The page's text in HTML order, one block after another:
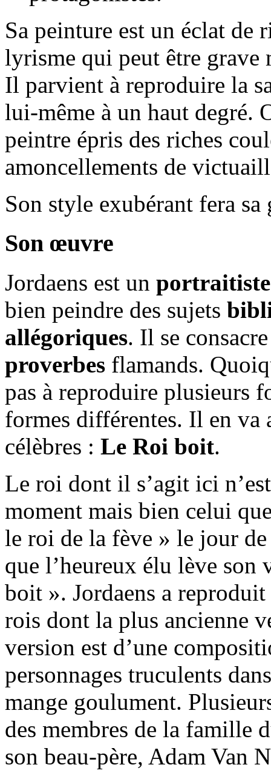
Sa peinture est un éclat de
lyrisme qui peut être grave
Il parvient à reproduire la
lui-même à un haut degré.
peintre épris des riches
amoncellements de
Son style exubérant fera sa
Son œuvre
Jordaens est un portraitiste
bien peindre des sujets
allégoriques. Il se
proverbes flamands.
pas à reproduire plusieurs
formes différentes. Il en va
célèbres : Le Roi boit.
Le roi dont il s’agit ici
moment mais bien celui
le roi de la fève » le jour
que l’heureux élu lève son
boit ». Jordaens a
rois dont la plus ancienne
version est d’une
personnages truculents
mange goulument.
des membres de la famille
son beau-père, Adam Van